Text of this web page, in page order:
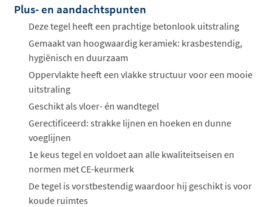
Plus- en aandachtspunten
Deze tegel heeft een prachtige betonlook uitstraling
Gemaakt van hoogwaardig keramiek: krasbestendig,
hygiënisch en duurzaam
Oppervlakte heeft een vlakke structuur voor een mooie
uitstraling
Geschikt als vloer- én wandtegel
Gerectificeerd: strakke lijnen en hoeken en dunne
voeglijnen
1e keus tegel en voldoet aan alle kwaliteitseisen en
normen met CE-keurmerk
De tegel is vorstbestendig waardoor hij geschikt is voor
koude ruimtes